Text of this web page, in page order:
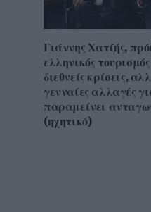
Γιάννης Χατζής,
ελληνικός
διεθνείς κρίσεις,
γενναίες αλλαγές
παραμείνει
(ηχητικό)